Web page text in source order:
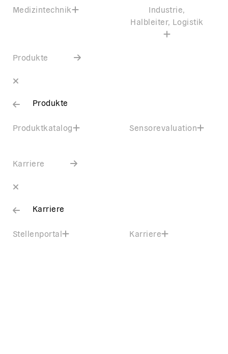
Medizintechnik
Industrie,
Halbleiter, Logistik
Produkte
Produkte
Produktkatalog Sensorevaluation
Karriere
Karriere
Stellenportal Karriere